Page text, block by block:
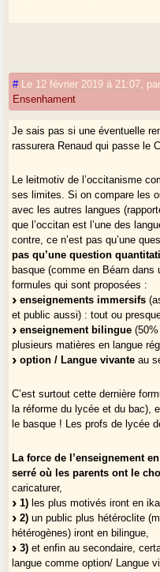
# Le 12 février 2019 à 21:07 par
Ensenhament
Je sais pas si une éventuelle
rassurera Renaud qui passe le
Le leitmotiv de l’occitanisme
ses limites. Si on compare les
avec les autres langues
que l’occitan est l’une des
contre, ce n’est pas qu’une
pas qu’une question
basque (comme en Béarn
formules qui sont proposées :
enseignements immersifs
et public aussi) : tout ou
enseignement bilingue
plusieurs matières en langue
option / Langue vivante au
C’est surtout cette dernière
la réforme du lycée et du bac),
le basque ! Les profs de lycée
La force de l’enseignement
serré où les parents ont le
caricaturer,
1) les plus motivés iront en
2) un public plus hétéroclite
hétérogènes) iront en bilingue,
3) et enfin au secondaire,
langue comme option/ Langue